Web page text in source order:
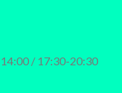
/ 17:30-20:30